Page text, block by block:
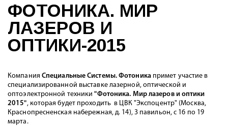
ФОТОНИКА. МИР
ЛАЗЕРОВ И
ОПТИКИ-2015
Компания Специальные Системы. Фотоникапримет участие в
специализированной выставке лазерной, оптической и
оптоэлектронной техники"Фотоника. Мир лазеров и оптики
2015", которая будет проходить в ЦВК "Экспоцентр" (Москва,
Краснопресненская набережная, д. 14), 3 павильон, с 16 по 19
марта.